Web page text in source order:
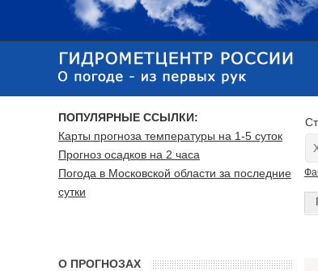
ПОПУЛЯРНЫЕ ССЫЛКИ:
Карты прогноза температуры на 1-5 суток
Прогноз осадков на 2 часа
Погода в Московской области за последние
сутки
О ПРОГНОЗАХ